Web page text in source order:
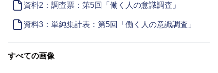
資料2：調査票：第5回「働く人の意識調査」
資料3：単純集計表：第5回「働く人の意識調査」
すべての画像